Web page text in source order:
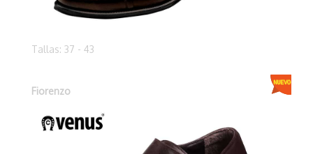
Tallas: 37 - 43
Fiorenzo